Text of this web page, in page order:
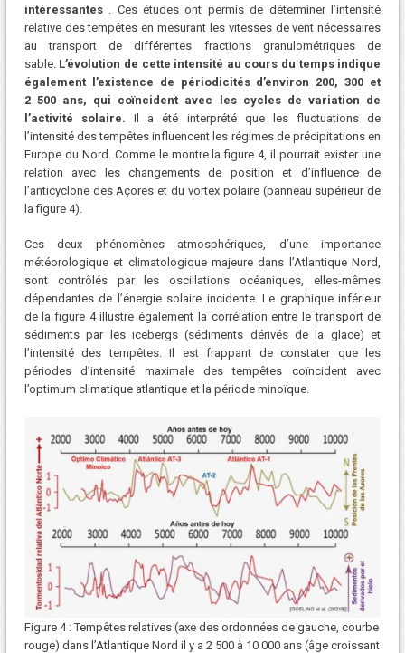
intéressantes. Ces études ont permis de déterminer l’intensité
relative des tempêtes en mesurant les vitesses de vent nécessaires
au transport de différentes fractions granulométriques de
sable. L’évolution de cette intensité au cours du temps indique
également l’existence de périodicités d’environ 200, 300 et
2 500 ans, qui coïncident avec les cycles de variation de
l’activité solaire. Il a été interprété que les fluctuations de
l’intensité des tempêtes influencent les régimes de précipitations en
Europe du Nord. Comme le montre la figure 4, il pourrait exister une
relation avec les changements de position et d’influence de
l’anticyclone des Açores et du vortex polaire (panneau supérieur de
la figure 4).
Ces deux phénomènes atmosphériques, d’une importance
météorologique et climatologique majeure dans l’Atlantique Nord,
sont contrôlés par les oscillations océaniques, elles-mêmes
dépendantes de l’énergie solaire incidente. Le graphique inférieur
de la figure 4 illustre également la corrélation entre le transport de
sédiments par les icebergs (sédiments dérivés de la glace) et
l’intensité des tempêtes. Il est frappant de constater que les
périodes d’intensité maximale des tempêtes coïncident avec
l’optimum climatique atlantique et la période minoïque.
Figure 4 : Tempêtes relatives (axe des ordonnées de gauche, courbe
rouge) dans l’Atlantique Nord il y a 2 500 à 10 000 ans (âge croissant